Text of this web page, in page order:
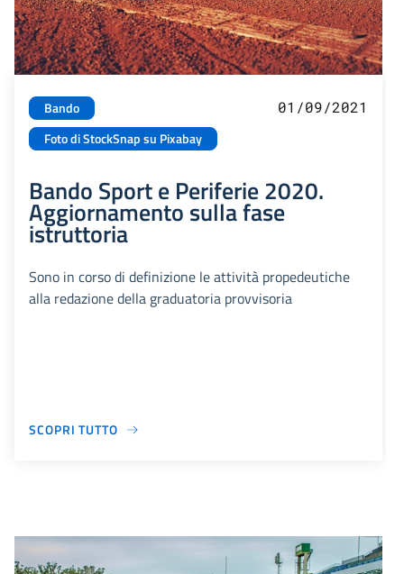
Bando
Foto di StockSnap su Pixabay
01/09/2021
Bando Sport e Periferie 2020.
Aggiornamento sulla fase
istruttoria
Sono in corso di definizione le attività propedeutiche
alla redazione della graduatoria provvisoria
SCOPRI TUTTO